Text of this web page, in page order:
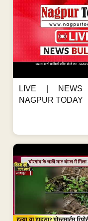
LIVE | NEWS
NAGPUR TODAY